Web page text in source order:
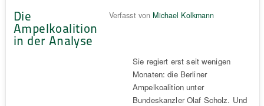
Die
Ampelkoalition
in der Analyse
Verfasst von Michael Kolkmann
Sie regiert erst seit wenigen
Monaten: die Berliner
Ampelkoalition unter
Bundeskanzler Olaf Scholz. Und